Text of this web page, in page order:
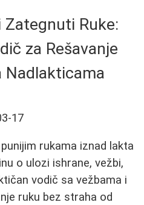
Zategnuti Ruke:
za Rešavanje
Nadlakticama
17
rukama iznad lakta
o ulozi ishrane, vežbi,
vodič sa vežbama i
ruku bez straha od